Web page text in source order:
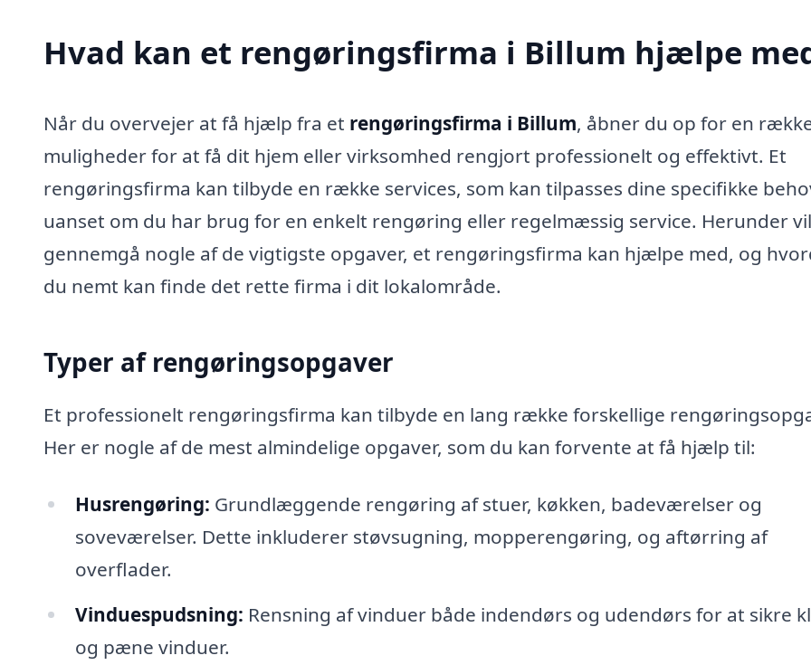
Hvad kan et rengøringsfirma i Billum hjælpe
Når du overvejer at få hjælp fra et rengøringsfirma i Billum, åbner du op for en
muligheder for at få dit hjem eller virksomhed rengjort professionelt og effektivt. Et
rengøringsfirma kan tilbyde en række services, som kan tilpasses dine specifikke
uanset om du har brug for en enkelt rengøring eller regelmæssig service. Herunder
gennemgå nogle af de vigtigste opgaver, et rengøringsfirma kan hjælpe med, og
du nemt kan finde det rette firma i dit lokalområde.
Typer af rengøringsopgaver
Et professionelt rengøringsfirma kan tilbyde en lang række forskellige
Her er nogle af de mest almindelige opgaver, som du kan forvente at få hjælp til:
Husrengøring: Grundlæggende rengøring af stuer, køkken, badeværelser og
soveværelser. Dette inkluderer støvsugning, mopperengøring, og aftørring af
overflader.
Vinduespudsning: Rensning af vinduer både indendørs og udendørs for at sikre
og pæne vinduer.